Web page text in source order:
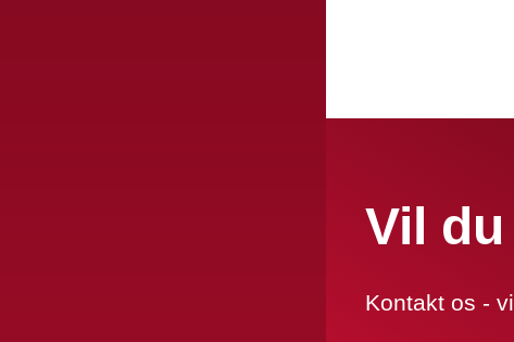
Vil
Kontakt os -